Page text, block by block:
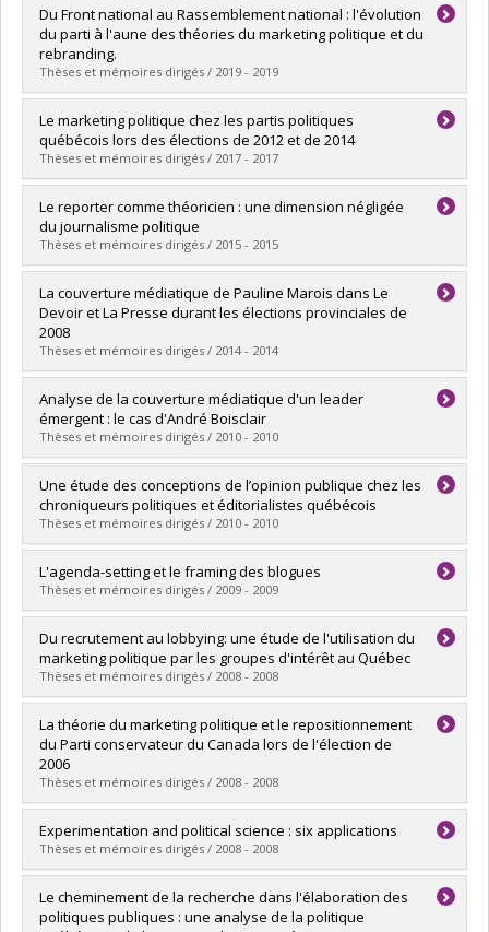
Graduate :Martel, Marc-Antoine
Cycle :Master's
Grade :M. Sc.
Lien vers le document dans Papyrus
Du Front national au Rassemblement national : l'évolution
du parti à l'aune des théories du marketing politique et du
rebranding.
Thèses et mémoires dirigés / 2019 - 2019
Graduate :Grondin, Louise-Jeanne
Cycle :Master's
Grade :M. Sc.
Lien vers le document dans Papyrus
Le marketing politique chez les partis politiques
québécois lors des élections de 2012 et de 2014
Thèses et mémoires dirigés / 2017 - 2017
Graduate :Del Duchetto, Jean-Charles
Cycle :Master's
Grade :M. Sc.
Lien vers le document dans Papyrus
Le reporter comme théoricien : une dimension négligée
du journalisme politique
Thèses et mémoires dirigés / 2015 - 2015
Graduate :Lavallée, Hugo
Cycle :Doctoral
Grade :
Lien vers le document dans Papyrus
La couverture médiatique de Pauline Marois dans Le
Devoir et La Presse durant les élections provinciales de
2008
Thèses et mémoires dirigés / 2014 - 2014
Graduate :Fragasso-Marquis, Vicky
Cycle :Master's
Grade :M. Sc.
Lien vers le document dans Papyrus
Analyse de la couverture médiatique d'un leader
émergent : le cas d'André Boisclair
Thèses et mémoires dirigés / 2010 - 2010
Graduate :Lavallée, Hugo
Cycle :Master's
Grade :M. Sc.
Lien vers le document dans Papyrus
Une étude des conceptions de l’opinion publique chez les
chroniqueurs politiques et éditorialistes québécois
Thèses et mémoires dirigés / 2010 - 2010
Graduate :Bouthillette, Jean François
Cycle : Master's
Grade :M. Sc.
Lien vers le document dans Papyrus
L'agenda-setting et le framing des blogues
Thèses et mémoires dirigés / 2009 - 2009
Graduate :Hillman Beauchesne, Olivier
Cycle :Master's
Grade :M. Sc.
Lien vers le document dans Papyrus
Du recrutement au lobbying: une étude de l'utilisation du
marketing politique par les groupes d'intérêt au Québec
Thèses et mémoires dirigés / 2008 - 2008
Graduate :Lemieux, Patrick
Cycle :Master's
Grade :
Lien vers le document dans Papyrus
La théorie du marketing politique et le repositionnement
du Parti conservateur du Canada lors de l'élection de
2006
Thèses et mémoires dirigés / 2008 - 2008
Graduate :Dufresne, Yannick
Cycle : Master's
Grade :M. Sc.
Lien vers le document dans Papyrus
Experimentation and political science : six applications
Thèses et mémoires dirigés / 2008 - 2008
Graduate :Loewen, Peter John
Cycle :Doctoral
Le cheminement de la recherche dans l'élaboration des
politiques publiques : une analyse de la politique